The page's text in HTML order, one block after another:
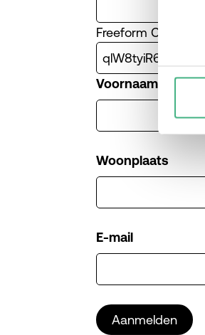
Freeform Check
Voornaam
Woonplaats
E-mail
Aanmelden